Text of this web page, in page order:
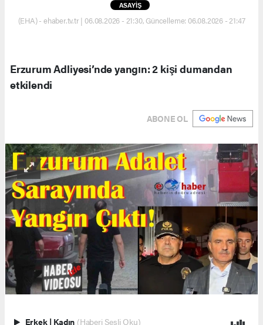
ASAYİŞ
(EHA) - ehaber.tv.tr | 06.08.2026 - 21:30, Güncelleme: 06.08.2026 - 21:47
Erzurum Adliyesi’nde yangın: 2 kişi dumandan
etkilendi
ABONE OL
Erkek | Kadın (Haberi Sesli Oku)